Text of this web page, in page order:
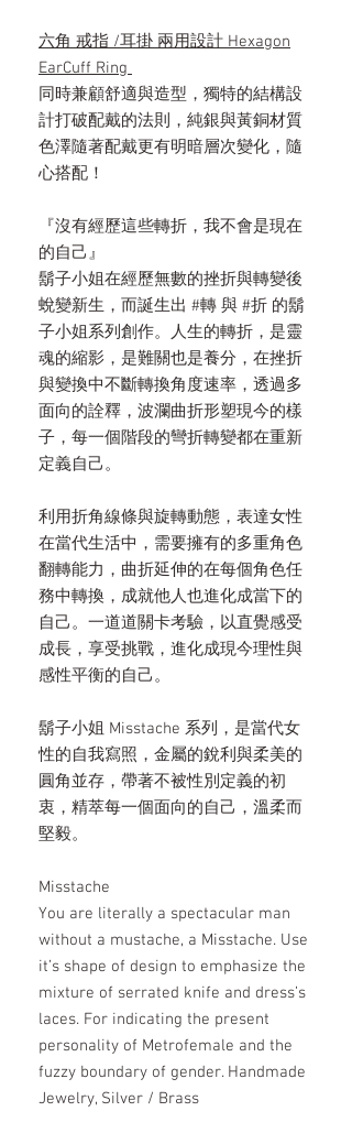
六角 戒指 /耳掛 兩用設計 Hexagon
EarCuff Ring
同時兼顧舒適與造型，獨特的結構設
計打破配戴的法則，純銀與黃銅材質
色澤隨著配戴更有明暗層次變化，隨
心搭配！
『沒有經歷這些轉折，我不會是現在
的自己』
鬍子小姐在經歷無數的挫折與轉變後
蛻變新生，而誕生出 #轉 與 #折 的鬍
子小姐系列創作。人生的轉折，是靈
魂的縮影，是難關也是養分，在挫折
與變換中不斷轉換角度速率，透過多
面向的詮釋，波瀾曲折形塑現今的樣
子，每一個階段的彎折轉變都在重新
定義自己。
利用折角線條與旋轉動態，表達女性
在當代生活中，需要擁有的多重角色
翻轉能力，曲折延伸的在每個角色任
務中轉換，成就他人也進化成當下的
自己。一道道關卡考驗，以直覺感受
成長，享受挑戰，進化成現今理性與
感性平衡的自己。
鬍子小姐 Misstache 系列，是當代女
性的自我寫照，金屬的銳利與柔美的
圓角並存，帶著不被性別定義的初
衷，精萃每一個面向的自己，溫柔而
堅毅。
Misstache
You are literally a spectacular man
without a mustache, a Misstache. Use
it’s shape of design to emphasize the
mixture of serrated knife and dress’s
laces. For indicating the present
personality of Metrofemale and the
fuzzy boundary of gender. Handmade
Jewelry, Silver / Brass